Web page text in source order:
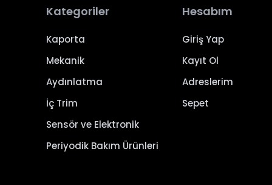
Kategoriler
Kaporta
Mekanik
Aydınlatma
İç Trim
Sensör ve Elektronik
Periyodik Bakım Ürünleri
Hesabım
Giriş Yap
Kayıt Ol
Adreslerim
Sepet